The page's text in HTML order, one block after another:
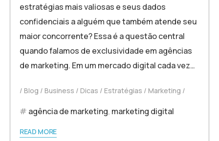
estratégias mais valiosas e seus dados
confidenciais a alguém que também atende seu
maior concorrente? Essa é a questão central
quando falamos de exclusividade em agências
de marketing. Em um mercado digital cada vez…
Blog Business Dicas Estratégias Marketing
agência de marketing, marketing digital
READ MORE